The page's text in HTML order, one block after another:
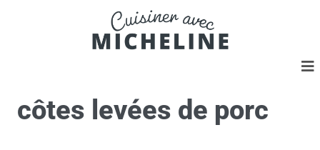
côtes levées de porc